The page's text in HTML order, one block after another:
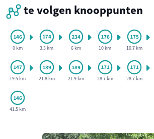
te volgen knooppunten
0 km 3.3 km 6 km 10 km 10.7 km
19.5 km 21.8 km 21.9 km 28.7 km 28.7 km
41.5 km